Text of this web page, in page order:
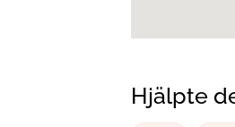
Hjälpte